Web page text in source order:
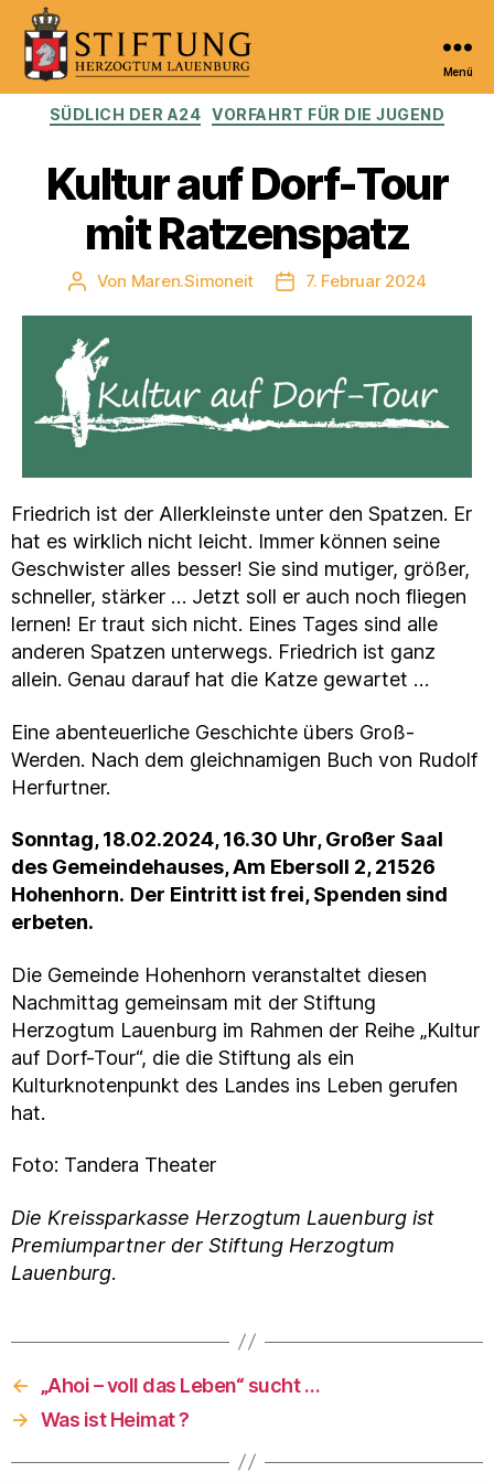
Kulturportal
Herzogtum
Lauenburg
Menü
Kategorien
SÜDLICH DER A24 VORFAHRT FÜR DIE JUGEND
Kultur auf Dorf-Tour
mit Ratzenspatz
Beitragsautor
Von Maren.Simoneit Veröffentlichungsdatum
7. Februar 2024
Friedrich ist der Allerkleinste unter den Spatzen. Er
hat es wirklich nicht leicht. Immer können seine
Geschwister alles besser! Sie sind mutiger, größer,
schneller, stärker … Jetzt soll er auch noch fliegen
lernen! Er traut sich nicht. Eines Tages sind alle
anderen Spatzen unterwegs. Friedrich ist ganz
allein. Genau darauf hat die Katze gewartet …
Eine abenteuerliche Geschichte übers Groß-
Werden. Nach dem gleichnamigen Buch von Rudolf
Herfurtner.
Sonntag, 18.02.2024, 16.30 Uhr, Großer Saal
des Gemeindehauses, Am Ebersoll 2, 21526
Hohenhorn. Der Eintritt ist frei, Spenden sind
erbeten.
Die Gemeinde Hohenhorn veranstaltet diesen
Nachmittag gemeinsam mit der Stiftung
Herzogtum Lauenburg im Rahmen der Reihe „Kultur
auf Dorf-Tour“, die die Stiftung als ein
Kulturknotenpunkt des Landes ins Leben gerufen
hat.
Foto: Tandera Theater
Die Kreissparkasse Herzogtum Lauenburg ist
Premiumpartner der Stiftung Herzogtum
Lauenburg.
←
„Ahoi – voll das Leben“ sucht …
→ Was ist Heimat ?